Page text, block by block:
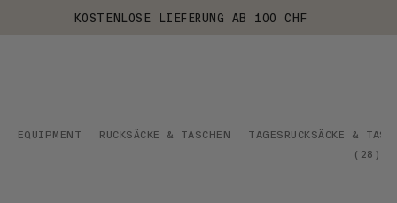
KOSTENLOSE LIEFERUNG AB 100 CHF
EQUIPMENT RUCKSÄCKE & TASCHEN
TAGESRUCKSÄCKE &
( 28 )